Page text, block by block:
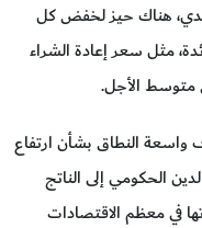
هناك حيز لخفض كل
مثل سعر إعادة الشراء
متوسط الأجل.
واسعة النطاق بشأن ارتفاع
الحكومي إلى الناتج
في معظم الاقتصادات